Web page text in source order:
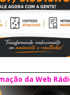
da Web